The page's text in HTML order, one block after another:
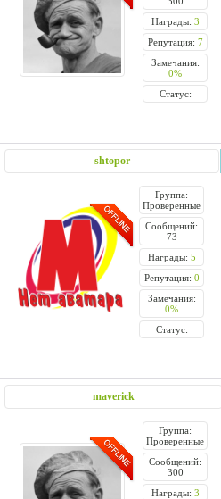
Награды: 3
Репутация: 7
Замечания:
0%
Статус:
shtopor
Группа:
Проверенные
Сообщений:
73
Награды: 5
Репутация: 0
Замечания:
0%
Статус:
maverick
Группа:
Проверенные
Сообщений:
300
Награды: 3